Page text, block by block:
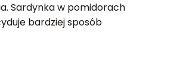
Sardynka w pomidorach
bardziej sposób